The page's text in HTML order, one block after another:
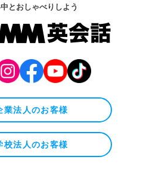
とおしゃべりしよう
業法人のお客様
校法人のお客様